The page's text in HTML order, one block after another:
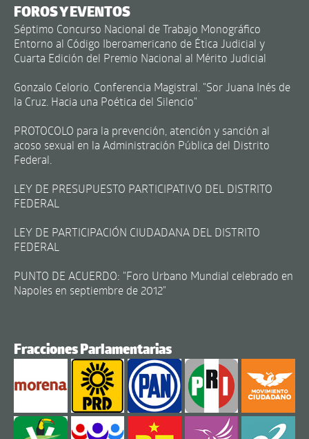
FOROS Y EVENTOS
Séptimo Concurso Nacional de Trabajo Monográfico
Entorno al Código Iberoamericano de Ética Judicial y
Cuarta Edición del Premio Nacional al Mérito Judicial
Gonzalo Celorio. Conferencia Magistral. "Sor Juana Inés de
la Cruz. Hacia una Poética del Silencio"
PROTOCOLO para la prevención, atención y sanción al
acoso sexual en la Administración Pública del Distrito
Federal.
LEY DE PRESUPUESTO PARTICIPATIVO DEL DISTRITO
FEDERAL
LEY DE PARTICIPACIÓN CIUDADANA DEL DISTRITO
FEDERAL
PUNTO DE ACUERDO: "Foro Urbano Mundial celebrado en
Napoles en septiembre de 2012"
Fracciones Parlamentarias